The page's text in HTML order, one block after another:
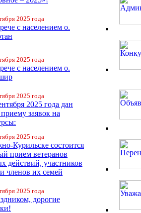
2025 года
с населением о.
2025 года
с населением о.
2025 года
2025 года дан
приему заявок на
2025 года
Курильске состоится
прием ветеранов
действий, участников
членов их семей
2025 года
дорогие